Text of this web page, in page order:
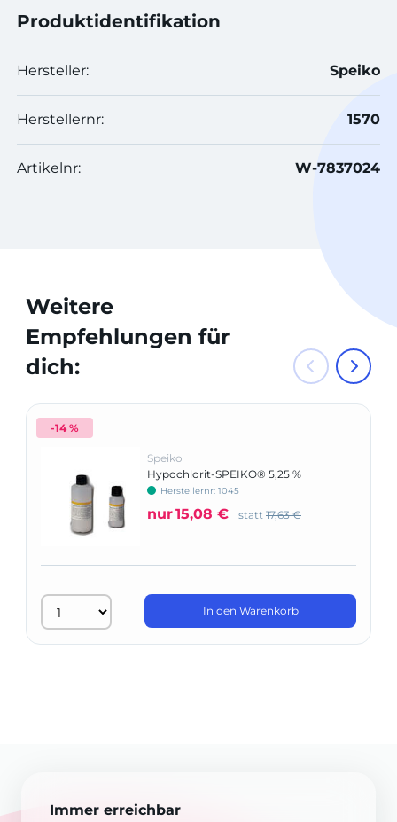
Produktidentifikation
Hersteller: Speiko
Herstellernr: 1570
Artikelnr: W-7837024
Weitere
Empfehlungen für
dich:
-14 %
Speiko
Hypochlorit-SPEIKO® 5,25 %
Herstellernr: 1045
nur15,08 € statt 17,63 €
In den Warenkorb
Immer erreichbar